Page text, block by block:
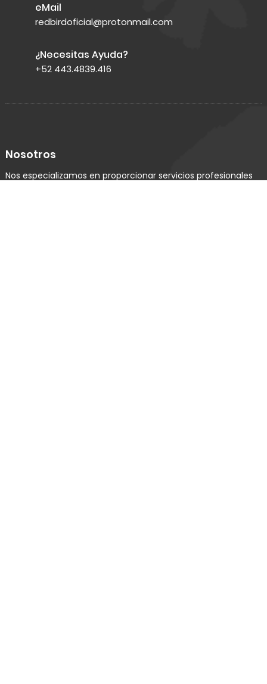
eMail
redbirdoficial@protonmail.com
¿Necesitas Ayuda?
+52 443.4839.416
Nosotros
Nos especializamos en proporcionar servicios profesionales